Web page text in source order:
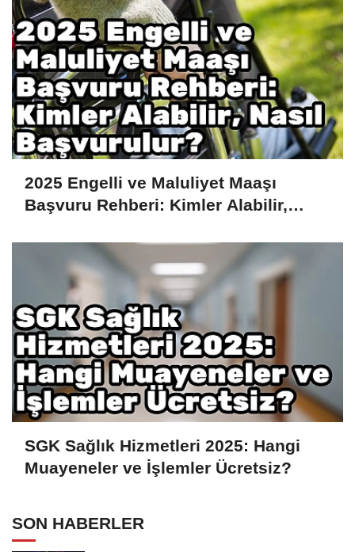
2025 Engelli ve Maluliyet Maaşı
Başvuru Rehberi: Kimler Alabilir,
SGK Sağlık Hizmetleri 2025: Hangi
Muayeneler ve İşlemler Ücretsiz?
SON HABERLER